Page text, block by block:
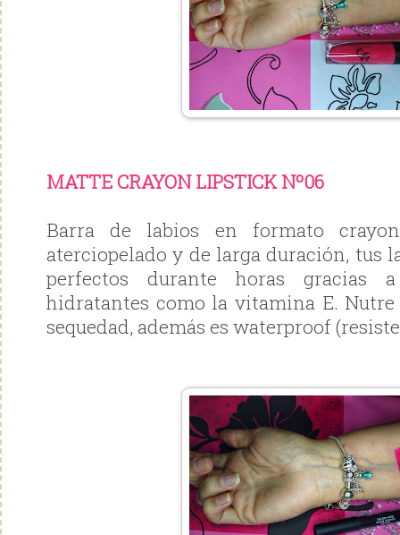
MATTE CRAYON LIPSTICK Nº06
Barra de labios en formato
aterciopelado y de larga duración, tus
perfectos durante horas gracias
hidratantes como la vitamina E.
sequedad, además es waterproof